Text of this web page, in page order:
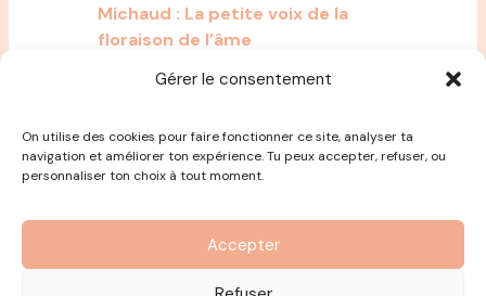
Gérer le consentement
On utilise des cookies pour faire fonctionner ce site, analyser ta
navigation et améliorer ton expérience. Tu peux accepter, refuser, ou
personnaliser ton choix à tout moment.
Accepter
Michaud : La petite voix de la
floraison de l’âme
Soleil à écrivain à Sophrologue